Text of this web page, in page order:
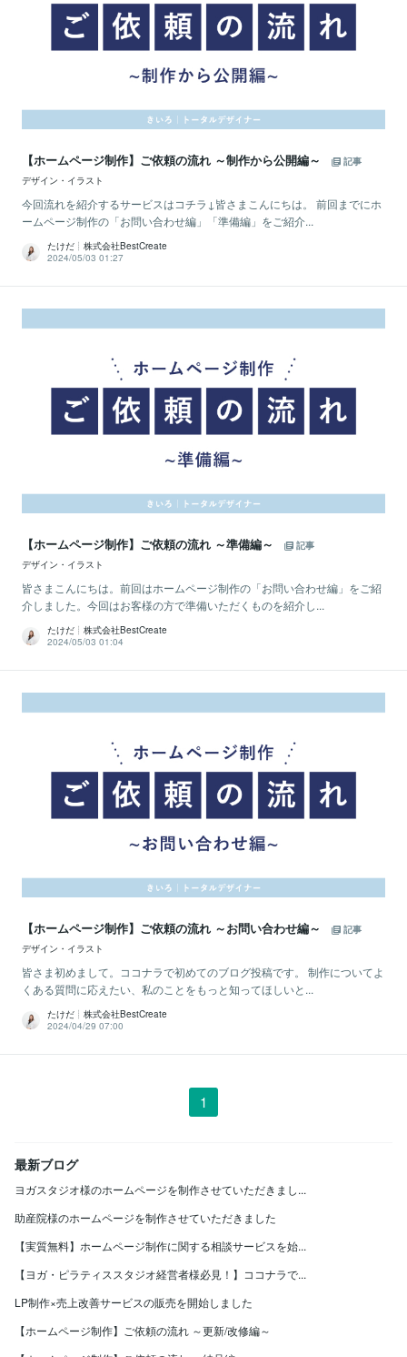
【ホームページ制作】ご依頼の流れ ～制作から公開編～
記事
デザイン・イラスト
今回流れを紹介するサービスはコチラ↓皆さまこんにちは。 前回までにホ
ームページ制作の「お問い合わせ編」「準備編」をご紹介...
たけだ┊株式会社BestCreate
2024/05/03 01:27
【ホームページ制作】ご依頼の流れ ～準備編～
記事
デザイン・イラスト
皆さまこんにちは。前回はホームページ制作の「お問い合わせ編」をご紹
介しました。今回はお客様の方で準備いただくものを紹介し...
たけだ┊株式会社BestCreate
2024/05/03 01:04
【ホームページ制作】ご依頼の流れ ～お問い合わせ編～
記事
デザイン・イラスト
皆さま初めまして。ココナラで初めてのブログ投稿です。 制作についてよ
くある質問に応えたい、私のことをもっと知ってほしいと...
たけだ┊株式会社BestCreate
2024/04/29 07:00
1
最新ブログ
ヨガスタジオ様のホームページを制作させていただきまし...
助産院様のホームページを制作させていただきました
【実質無料】ホームページ制作に関する相談サービスを始...
【ヨガ・ピラティススタジオ経営者様必見！】ココナラで...
LP制作×売上改善サービスの販売を開始しました
【ホームページ制作】ご依頼の流れ ～更新/改修編～